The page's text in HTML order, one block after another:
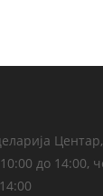
до 14:00,